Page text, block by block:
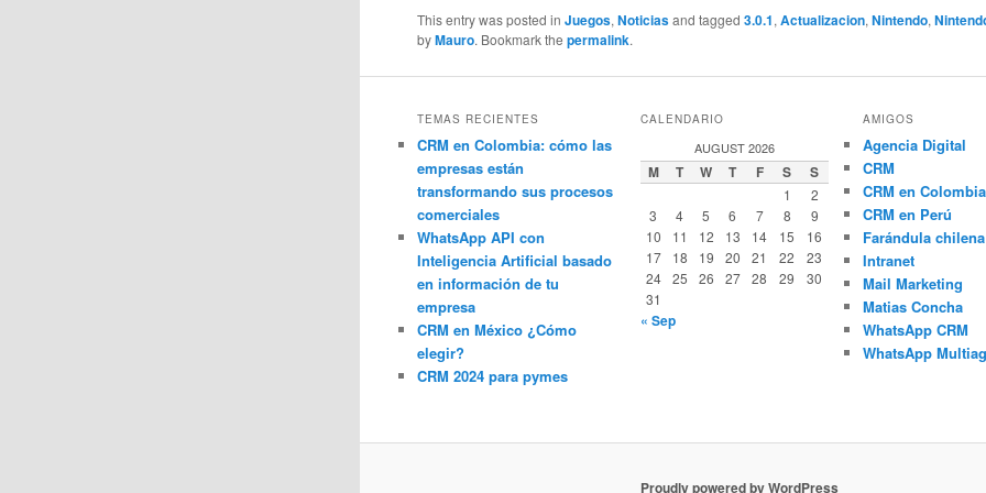
This entry was posted inJuegos,Noticiasand tagged3.0.1,Actualizacion,Nintendo,
byMauro. Bookmark thepermalink.
TEMAS RECIENTES
CRM en Colombia: cómo las
empresas están
transformando sus procesos
comerciales
WhatsApp API con
Inteligencia Artificial basado
en información de tu
empresa
CRM en México ¿Cómo
elegir?
CRM 2024 para pymes
CALENDARIO
AUGUST 2026
M T W T F S S
1
2
3
4 5 6 7 8
9
10
11 12 13 14 15
16
17
18 19 20 21 22
23
24
25 26 27 28 29
30
31
« Sep
AMIGOS
Agencia Digital
CRM
CRM en Colombia
CRM en Perú
Farándula chilena
Intranet
Mail Marketing
Matias Concha
WhatsApp CRM
WhatsApp
Proudly powered by WordPress